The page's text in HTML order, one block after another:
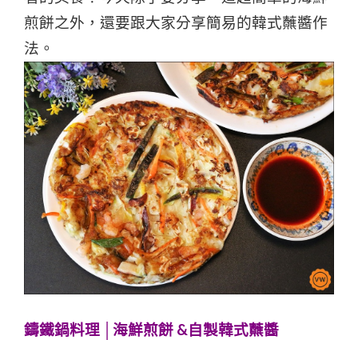
煎餅之外，還要跟大家分享簡易的韓式蘸醬作
法。
鑄鐵鍋料理 │海鮮煎餅 &自製韓式蘸醬